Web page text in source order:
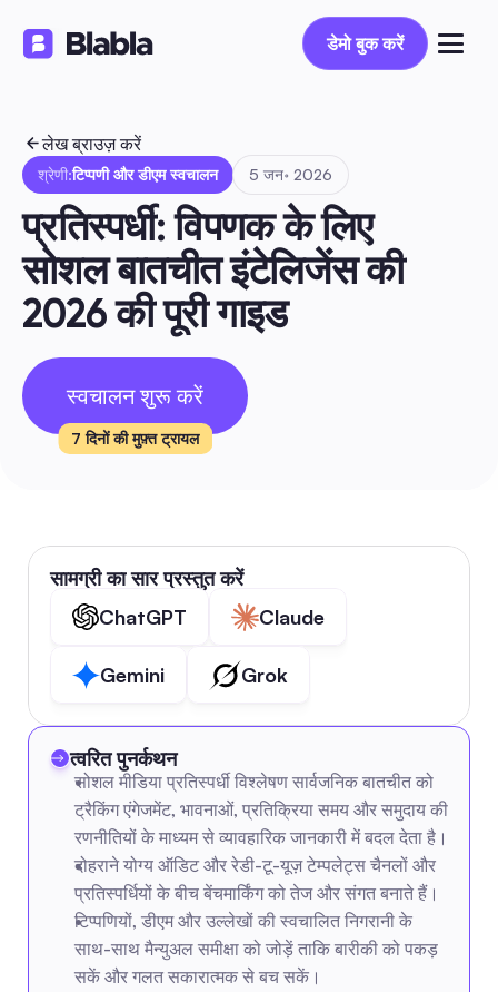
डेमो बुक करें
डेमो बुक करें
लेख ब्राउज़ करें
श्रेणी:टिप्पणी और डीएम स्वचालन 5 जन॰ 2026
प्रतिस्पर्धी: विपणक के लिए
सोशल बातचीत इंटेलिजेंस की
2026 की पूरी गाइड
स्वचालन शुरू करें
7 दिनों की मुफ़्त ट्रायल
सामग्री का सार प्रस्तुत करें
ChatGPT
Claude
Gemini Grok
त्वरित पुनर्कथन
सोशल मीडिया प्रतिस्पर्धी विश्लेषण सार्वजनिक बातचीत को
ट्रैकिंग एंगेजमेंट, भावनाओं, प्रतिक्रिया समय और समुदाय की
रणनीतियों के माध्यम से व्यावहारिक जानकारी में बदल देता है।
दोहराने योग्य ऑडिट और रेडी-टू-यूज़ टेम्पलेट्स चैनलों और
प्रतिस्पर्धियों के बीच बेंचमार्किंग को तेज और संगत बनाते हैं।
टिप्पणियों, डीएम और उल्लेखों की स्वचालित निगरानी के
साथ-साथ मैन्युअल समीक्षा को जोड़ें ताकि बारीकी को पकड़
सकें और गलत सकारात्मक से बच सकें।